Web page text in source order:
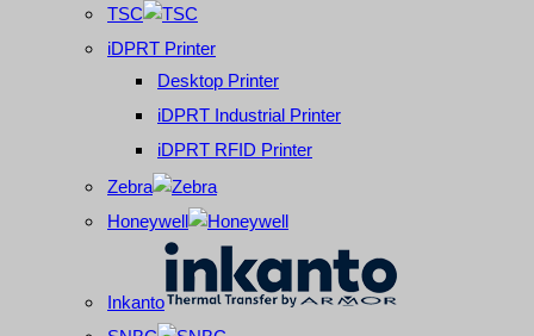
TSC
iDPRT Printer
Desktop Printer
iDPRT Industrial Printer
iDPRT RFID Printer
Zebra
Honeywell
Inkanto